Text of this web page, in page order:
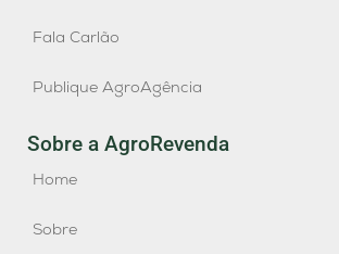
Fala Carlão
Publique AgroAgência
Sobre a AgroRevenda
Home
Sobre